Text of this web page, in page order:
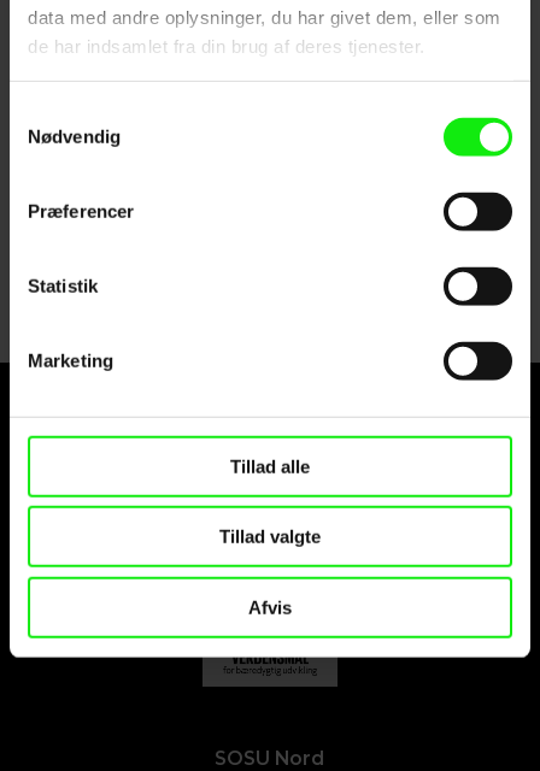
data med andre oplysninger, du har givet dem, eller som
de har indsamlet fra din brug af deres tjenester.
Nødvendig
Præferencer
Statistik
Marketing
Tillad alle
Tillad valgte
Afvis
Ekstra modul - hvis du vil vide lidt mere
ekstramodulet
Mere om social- og
sundhedsuddannelserne
SOSU Nord